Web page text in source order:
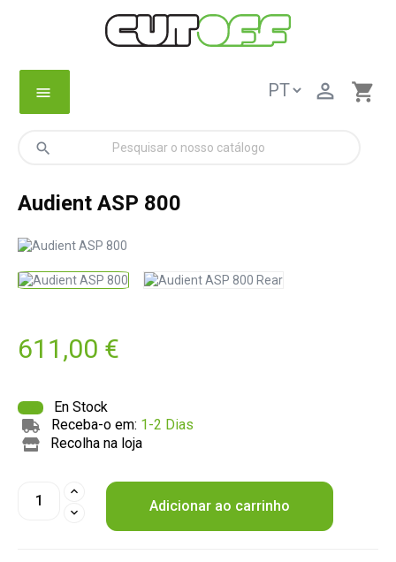
menu shopping_cart

search
Audient ASP 800
611,00 €
En Stock
Receba-o em: 1-2 Dias
Recolha na loja
Adicionar ao carrinho